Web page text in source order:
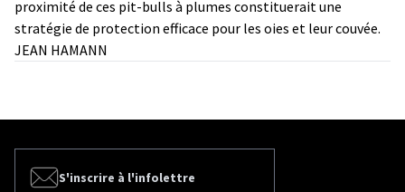
proximité de ces pit-bulls à plumes constituerait une
stratégie de protection efficace pour les oies et leur couvée.
JEAN HAMANN
S'inscrire à l'infolettre